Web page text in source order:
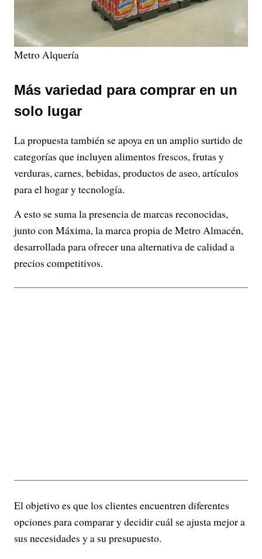
Metro Alquería
Más variedad para comprar en un
solo lugar
La propuesta también se apoya en un amplio surtido de
categorías que incluyen alimentos frescos, frutas y
verduras, carnes, bebidas, productos de aseo, artículos
para el hogar y tecnología.
A esto se suma la presencia de marcas reconocidas,
junto con Máxima, la marca propia de Metro Almacén,
desarrollada para ofrecer una alternativa de calidad a
precios competitivos.
El objetivo es que los clientes encuentren diferentes
opciones para comparar y decidir cuál se ajusta mejor a
sus necesidades y a su presupuesto.